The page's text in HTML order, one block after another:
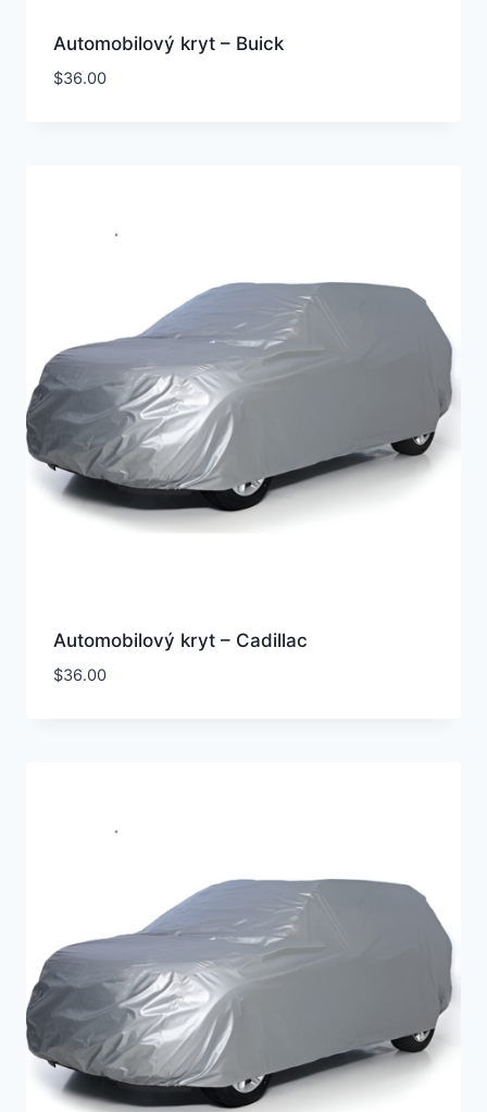
Automobilový kryt – Buick
$36.00
Automobilový kryt – Cadillac
$36.00